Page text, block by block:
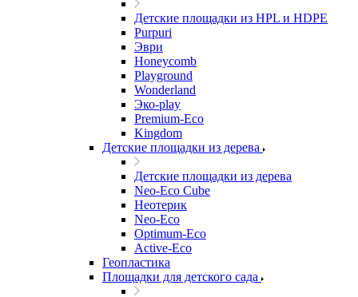
Детские площадки из HPL и HDPE
Purpuri
Эври
Honeycomb
Playground
Wonderland
Эко-play
Premium-Eco
Kingdom
Детские площадки из дерева
Детские площадки из дерева
Neo-Eco Cube
Неотерик
Neo-Eco
Оptimum-Еco
Active-Eco
Геопластика
Площадки для детского сада